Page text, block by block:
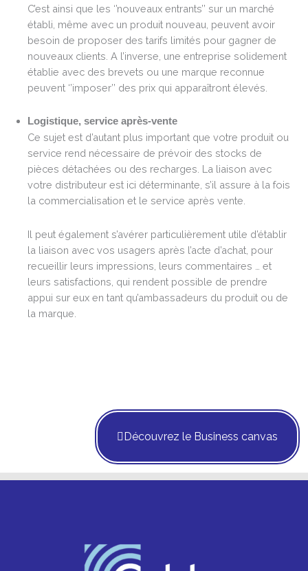
C’est ainsi que les ‘’nouveaux entrants’’ sur un marché
établi, même avec un produit nouveau, peuvent avoir
besoin de proposer des tarifs limités pour gagner de
nouveaux clients. A l’inverse, une entreprise solidement
établie avec des brevets ou une marque reconnue
peuvent ‘’imposer’’ des prix qui apparaîtront élevés.
Logistique, service après-vente
Ce sujet est d’autant plus important que votre produit ou
service rend nécessaire de prévoir des stocks de
pièces détachées ou des recharges. La liaison avec
votre distributeur est ici déterminante, s’il assure à la fois
la commercialisation et le service après vente.
Il peut également s’avérer particulièrement utile d’établir
la liaison avec vos usagers après l’acte d’achat, pour
recueillir leurs impressions, leurs commentaires … et
leurs satisfactions, qui rendent possible de prendre
appui sur eux en tant qu’ambassadeurs du produit ou de
la marque.
Découvrez le Business canvas